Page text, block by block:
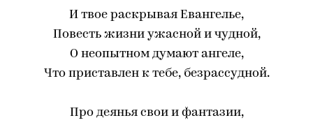
И твое раскрывая Евангелье,
Повесть жизни ужасной и чудной,
О неопытном думают ангеле,
Что приставлен к тебе, безрассудной.
Про деянья свои и фантазии,